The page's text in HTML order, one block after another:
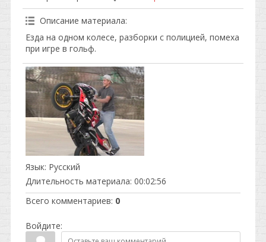
Описание материала:
Езда на одном колесе, разборки с полицией, помеха
при игре в гольф.
Язык: Русский
Длительность материала: 00:02:56
Всего комментариев: 0
Войдите: